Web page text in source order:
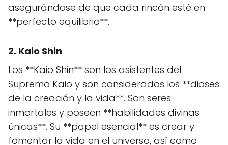
asegurándose de que cada rincón esté en
**perfecto equilibrio**.
2. Kaio Shin
Los **Kaio Shin** son los asistentes del
Supremo Kaio y son considerados los **dioses
de la creación y la vida**. Son seres
inmortales y poseen **habilidades divinas
únicas**. Su **papel esencial** es crear y
fomentar la vida en el universo, así como